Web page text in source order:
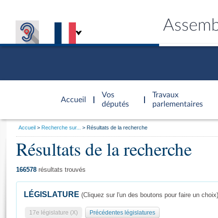
Accueil
d'accueil
Vos
députés
Travaux
parlementaires
Général
Vous
Accueil Recherche sur... Résultats de la recherche
Résultats de la recherche
166578 résultats trouvés
LÉGISLATURE (Cliquez sur l'un des boutons pour faire un choix)
17e législature (X) Précédentes législatures